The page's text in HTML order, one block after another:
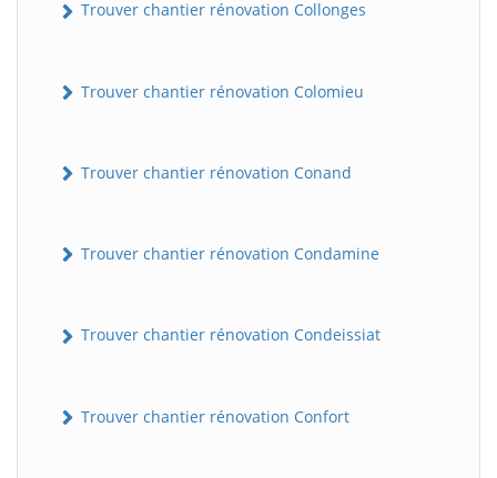
Trouver chantier rénovation Collonges
Trouver chantier rénovation Colomieu
Trouver chantier rénovation Conand
Trouver chantier rénovation Condamine
Trouver chantier rénovation Condeissiat
Trouver chantier rénovation Confort